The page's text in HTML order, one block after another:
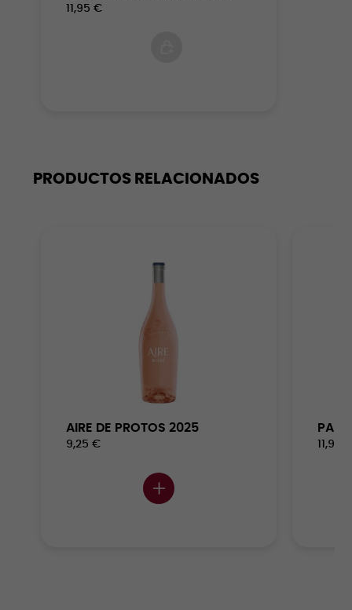
11,95 €
PRODUCTOS RELACIONADOS
AIRE DE PROTOS 2025
9,25 € 11,95